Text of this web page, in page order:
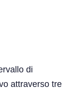
di
attraverso tre